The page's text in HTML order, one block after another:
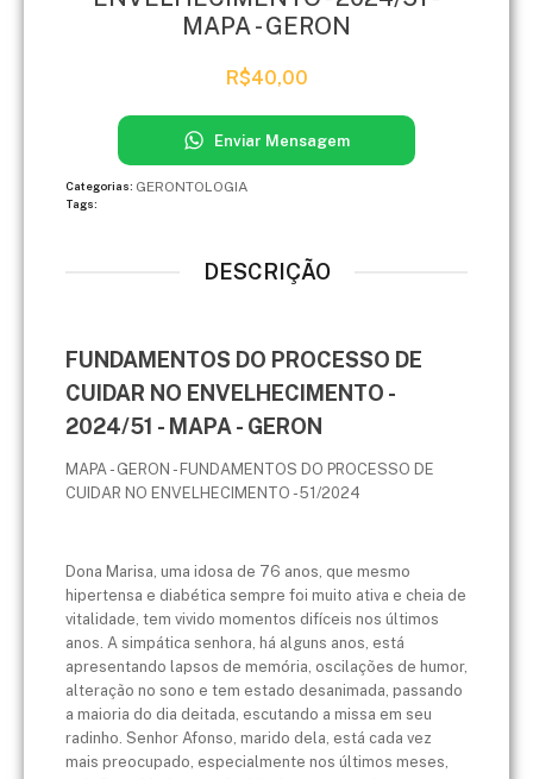
MAPA - GERON
R$40,00
Enviar Mensagem
Categorias: GERONTOLOGIA
Tags:
DESCRIÇÃO
FUNDAMENTOS DO PROCESSO DE
CUIDAR NO ENVELHECIMENTO -
2024/51 - MAPA - GERON
MAPA - GERON - FUNDAMENTOS DO PROCESSO DE
CUIDAR NO ENVELHECIMENTO - 51/2024
Dona Marisa, uma idosa de 76 anos, que mesmo
hipertensa e diabética sempre foi muito ativa e cheia de
vitalidade, tem vivido momentos difíceis nos últimos
anos. A simpática senhora, há alguns anos, está
apresentando lapsos de memória, oscilações de humor,
alteração no sono e tem estado desanimada, passando
a maioria do dia deitada, escutando a missa em seu
radinho. Senhor Afonso, marido dela, está cada vez
mais preocupado, especialmente nos últimos meses,